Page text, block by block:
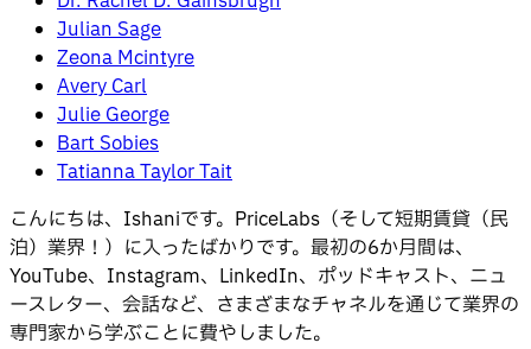
Julian Sage
Zeona Mcintyre
Avery Carl
Julie George
Bart Sobies
Tatianna Taylor Tait
こんにちは、Ishaniです。PriceLabs（そして短期賃貸（民
泊）業界！）に入ったばかりです。最初の6か月間は、
YouTube、Instagram、LinkedIn、ポッドキャスト、ニュ
ースレター、会話など、さまざまなチャネルを通じて業界の
専門家から学ぶことに費やしました。